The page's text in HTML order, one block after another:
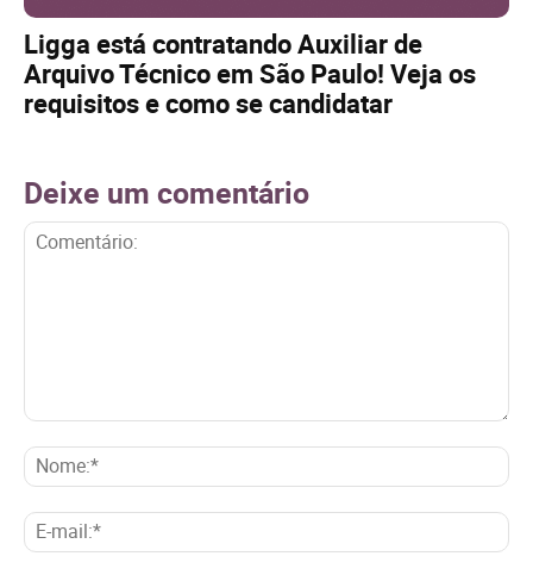
Ligga está contratando Auxiliar de
Arquivo Técnico em São Paulo! Veja os
requisitos e como se candidatar
Deixe um comentário
E-